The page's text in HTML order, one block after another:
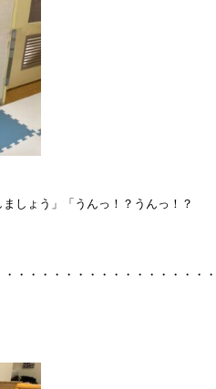
しょう」「うんっ！？うんっ！？
・・・・・・・・・・・・・・・・・